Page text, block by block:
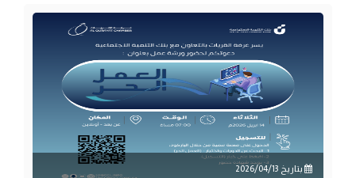
بتاريخ 2026/04/13